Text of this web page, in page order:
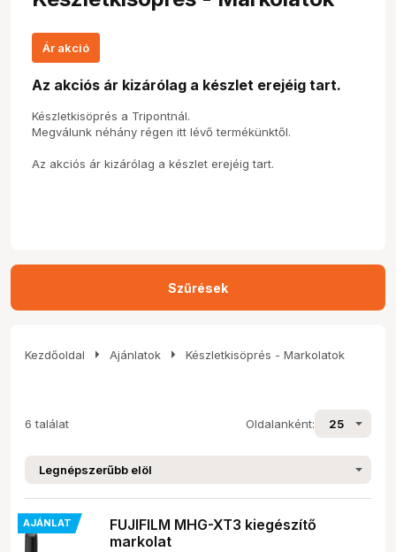
Ár akció
Az akciós ár kizárólag a készlet erejéig tart.
Készletkisöprés a Tripontnál.
Megválunk néhány régen itt lévő termékünktől.
Az akciós ár kizárólag a készlet erejéig tart.
Kezdőoldal arrow_right Ajánlatok arrow_right Készletkisöprés - Markolatok
6 találat Oldalanként:
AJÁNLAT
FUJIFILM MHG-XT3 kiegészítő
markolat
Szűrések